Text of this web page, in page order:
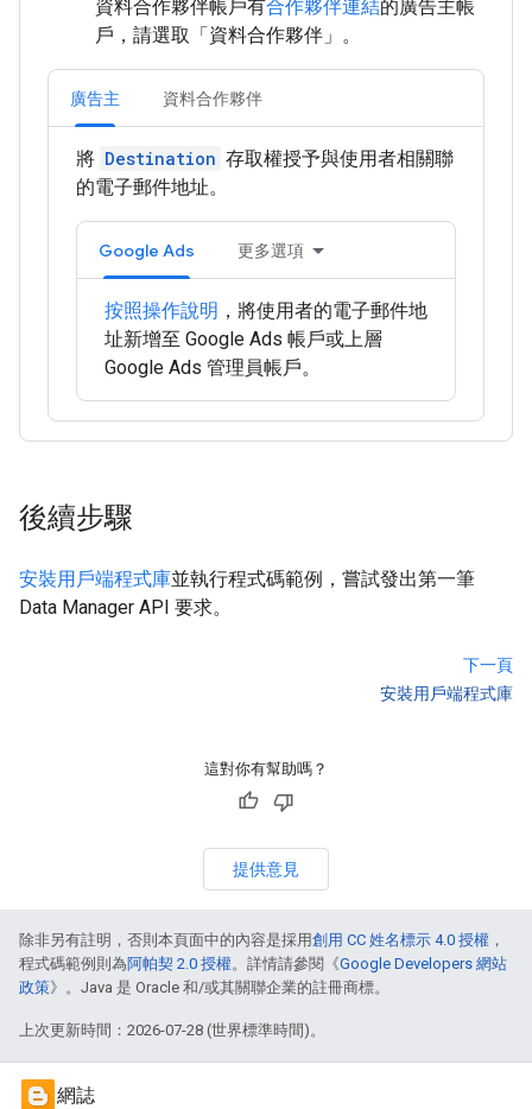
資料合作夥伴帳戶有合作夥伴連結的廣告主帳
戶，請選取「資料合作夥伴」 。
廣告主 資料合作夥伴
將 Destination 存取權授予與使用者相關聯
的電子郵件地址。
Google Ads 更多選項
按照操作說明 ，將使用者的電子郵件地
址新增至 Google Ads 帳戶或上層
Google Ads 管理員帳戶。
後續步驟
安裝用戶端程式庫並執行程式碼範例，嘗試發出第一筆
Data Manager API 要求。
下一頁
安裝用戶端程式庫
這對你有幫助嗎？
提供意見
除非另有註明，否則本頁面中的內容是採用創用 CC 姓名標示 4.0 授權 ，
程式碼範例則為阿帕契 2.0 授權。詳情請參閱《Google Developers 網站
政策》。Java 是 Oracle 和/或其關聯企業的註冊商標。
上次更新時間：2026-07-28 (世界標準時間)。
網誌